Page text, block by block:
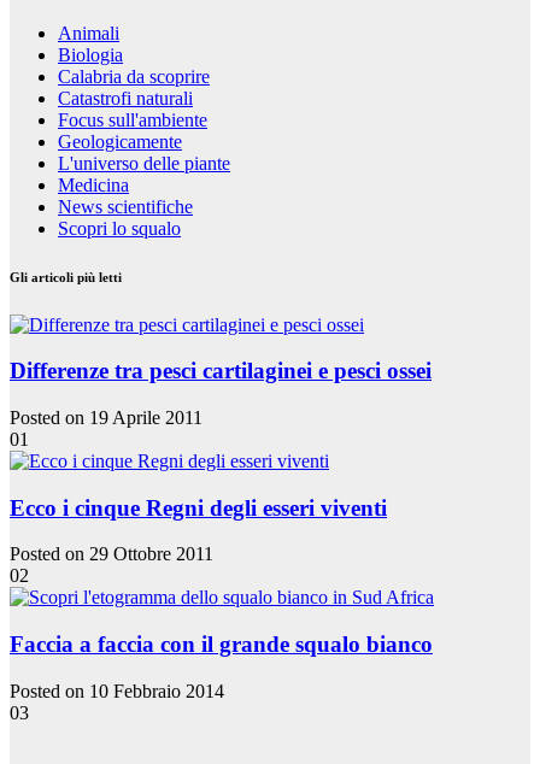
Animali
Biologia
Calabria da scoprire
Catastrofi naturali
Focus sull'ambiente
Geologicamente
L'universo delle piante
Medicina
News scientifiche
Scopri lo squalo
Gli articoli più letti
Differenze tra pesci cartilaginei e pesci ossei
Posted on 19 Aprile 2011
01
Ecco i cinque Regni degli esseri viventi
Posted on 29 Ottobre 2011
02
Faccia a faccia con il grande squalo bianco
Posted on 10 Febbraio 2014
03